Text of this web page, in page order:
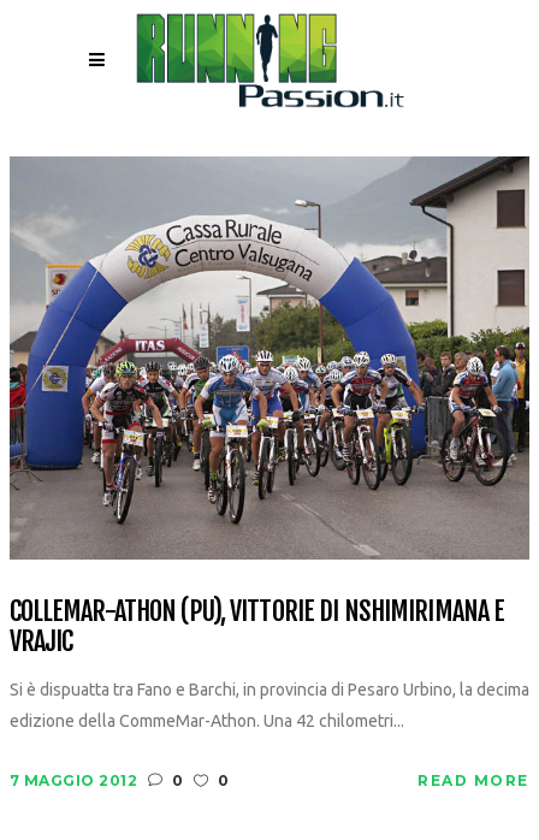
COLLEMAR-ATHON (PU), VITTORIE DI NSHIMIRIMANA E
VRAJIC
Si è dispuatta tra Fano e Barchi, in provincia di Pesaro Urbino, la decima
edizione della CommeMar-Athon. Una 42 chilometri...
7 MAGGIO 2012 0 0 READ MORE